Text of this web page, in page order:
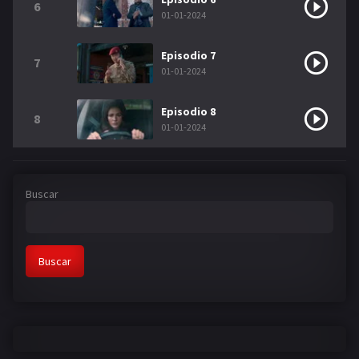
6
01-01-2024
7 Episodio 7
01-01-2024
8 Episodio 8
01-01-2024
Buscar
Buscar